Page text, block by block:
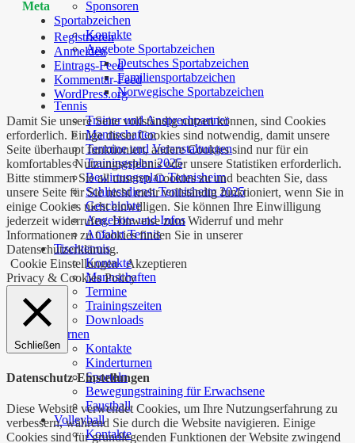
Sponsoren
Sportabzeichen
Kontakte
Angebote Sportabzeichen
Deutsches Sportabzeichen
Familiensportabzeichen
Norwegische Sportabzeichen
Tennis
Trainer und Ansprechpartner
Mannschaften
Termine und Veranstaltungen
Trainingsplan 2025
Bewirtungsplan Tennisheim
Schliessdienst Tennisheim 2025
Geschichte
Angebote und Infos
Anfahrt Tennis
Tischtennis
Kontakte
Mannschaften
Termine
Trainingszeiten
Downloads
Turnen
Kontakte
Kinderturnen
Sporteln
Bewegungstraining für Erwachsene
Faustball
Volleyball
Kontakte
Meta
Registrieren
Anmelden
Eintrags-Feed
Kommentar-Feed
WordPress.org
Damit Sie unsere Seite vollständig nutzen können, sind Cookies
erforderlich. Einige dieser Cookies sind notwendig, damit unsere
Seite überhaupt funktioniert, andere Cookies sind nur für ein
komfortables Nutzungserlebnis oder unsere Statistiken erforderlich.
Bitte stimmen Sie all unseren Cookies zu und beachten Sie, dass
unsere Seite für Sie nicht mehr vollständig funktioniert, wenn Sie in
einige Cookies nicht einwilligen. Sie können Ihre Einwilligung
jederzeit widerrufen. Hinweise zum Widerruf und mehr
Informationen zu Cookies finden Sie in unserer
Datenschutzerklärung.
Cookie Einstellungen Akzeptieren
Privacy & Cookies Policy
Schließen
Datenschutz-Einstellungen
Diese Website verwendet Cookies, um Ihre Nutzungserfahrung zu
verbessern, während Sie durch die Website navigieren. Einige
Cookies sind für grundlegenden Funktionen der Website zwingend